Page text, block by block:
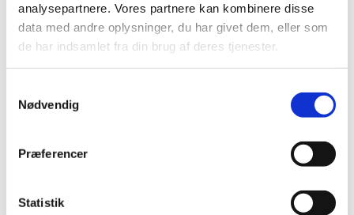
analysepartnere. Vores partnere kan kombinere disse
data med andre oplysninger, du har givet dem, eller som
de har indsamlet fra din brug af deres tjenester.
Nødvendig
Præferencer
Statistik
Beboerservice, modtage fejlmeldinger
Koordinering med håndværkere
Fleksible serviceaftaler
Ønsker du at høre mere om, hvordan Time
du altid velkommen til at kontakte os.
tilbud.